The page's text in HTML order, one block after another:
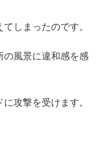
しまったのです。
の風景に違和感を感
攻撃を受けます。